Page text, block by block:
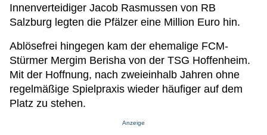
Innenverteidiger Jacob Rasmussen von RB
Salzburg legten die Pfälzer eine Million Euro hin.
Ablösefrei hingegen kam der ehemalige FCM-
Stürmer Mergim Berisha von der TSG Hoffenheim.
Mit der Hoffnung, nach zweieinhalb Jahren ohne
regelmäßige Spielpraxis wieder häufiger auf dem
Platz zu stehen.
Anzeige